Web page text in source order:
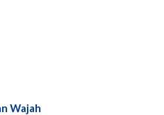
Wajah